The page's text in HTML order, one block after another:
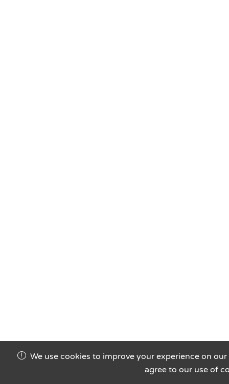
We use cookies to improve your experience on
agree to our use of